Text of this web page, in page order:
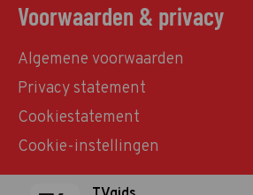
Voorwaarden & privacy
Algemene voorwaarden
Privacy statement
Cookiestatement
Cookie-instellingen